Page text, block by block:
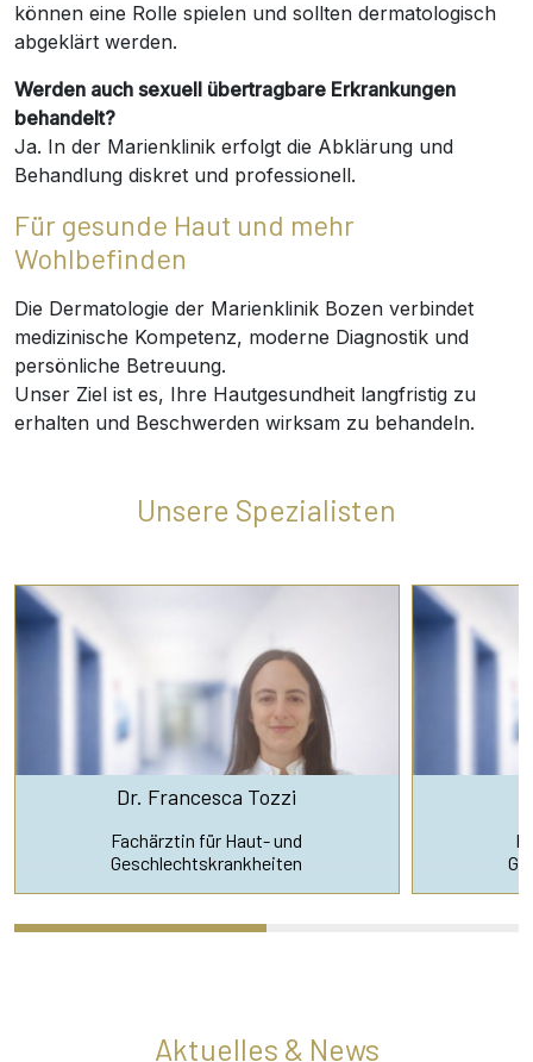
können eine Rolle spielen und sollten dermatologisch
abgeklärt werden.
Werden auch sexuell übertragbare Erkrankungen
behandelt?
Ja. In der Marienklinik erfolgt die Abklärung und
Behandlung diskret und professionell.
Für gesunde Haut und mehr
Wohlbefinden
Die Dermatologie der Marienklinik Bozen verbindet
medizinische Kompetenz, moderne Diagnostik und
persönliche Betreuung.
Unser Ziel ist es, Ihre Hautgesundheit langfristig zu
erhalten und Beschwerden wirksam zu behandeln.
Unsere Spezialisten
Dr. Francesca Tozzi
Fachärztin für Haut- und
Geschlechtskrankheiten
Aktuelles & News